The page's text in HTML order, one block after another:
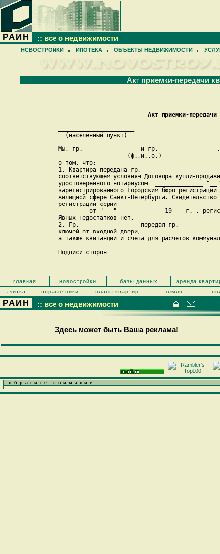
РАИН :: все о недвижимости
НОВОСТРОЙКИ ИПОТЕКА ОБЪЕКТЫ НЕДВИЖИМОСТИ
Акт приемки-передачи
Акт приемки-передачи
(населенный пункт)
Мы, гр. _______________ и гр.
(ф.,и.,о.)
о том, что:
1. Квартира передана гр.
соответствующем условиям Договора купли-
удостоверенного нотариусом  ______________
зарегистрированного Городским бюро
жилищной сфере Санкт-Петербурга.
регистрации серии _____
_______ от "___" ____________ 19 __ г. ,
Явных недостатков нет.
2. Гр. ________________ передал гр.
ключей от входной двери,
а также квитанции и счета для расчетов
Подписи сторон
главная новостройки базы данных
аренда
элитка
справочники планы квартир земля
РАИН :: все о недвижимости
Здесь может быть Ваша реклама!
обратите внимание